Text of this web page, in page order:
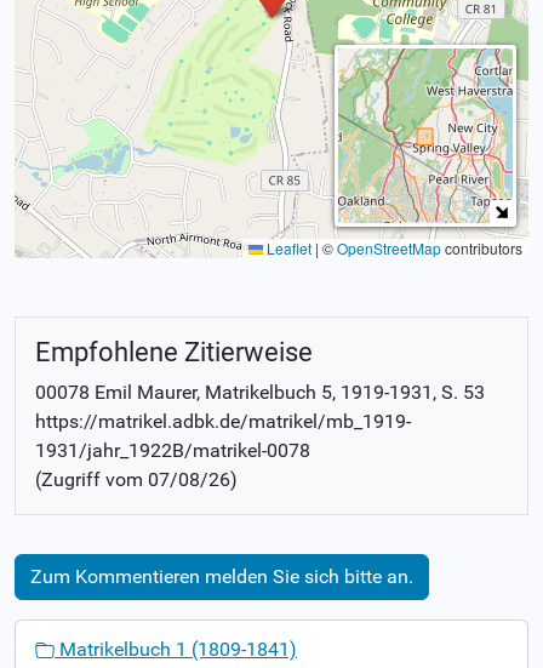
Leaflet | ©OpenStreetMapcontributors
Empfohlene Zitierweise
00078 Emil Maurer, Matrikelbuch 5, 1919-1931 , S. 53
https://matrikel.adbk.de/matrikel/mb_1919-
1931/jahr_1922B/matrikel-0078
(Zugriff vom 07/08/26)
Zum Kommentieren melden Sie sich bitte an.
Matrikelbuch 1 (1809-1841)